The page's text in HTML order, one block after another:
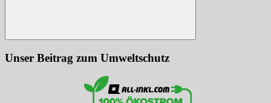
Suchen
Unser Beitrag zum Umweltschutz